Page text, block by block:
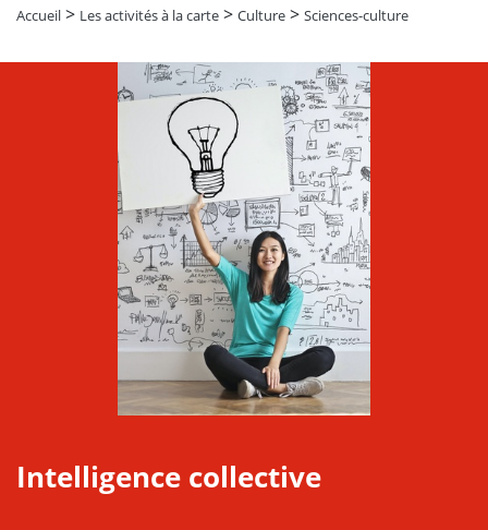
Accueil > Les activités à la carte > Culture > Sciences-culture
Intelligence collective